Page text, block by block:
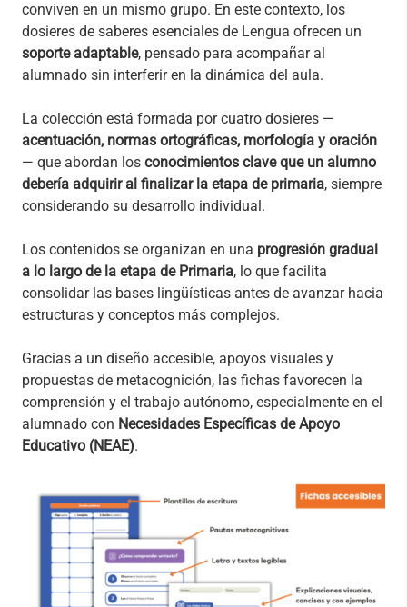
conviven en un mismo grupo. En este contexto, los
dosieres de saberes esenciales de Lengua ofrecen un
soporte adaptable, pensado para acompañar al
alumnado sin interferir en la dinámica del aula.
La colección está formada por cuatro dosieres —
acentuación, normas ortográficas, morfología y oración
— que abordan los conocimientos clave que un alumno
debería adquirir al finalizar la etapa de primaria, siempre
considerando su desarrollo individual.
Los contenidos se organizan en una progresión gradual
a lo largo de la etapa de Primaria, lo que facilita
consolidar las bases lingüísticas antes de avanzar hacia
estructuras y conceptos más complejos.
Gracias a un diseño accesible, apoyos visuales y
propuestas de metacognición, las fichas favorecen la
comprensión y el trabajo autónomo, especialmente en el
alumnado con Necesidades Específicas de Apoyo
Educativo (NEAE).